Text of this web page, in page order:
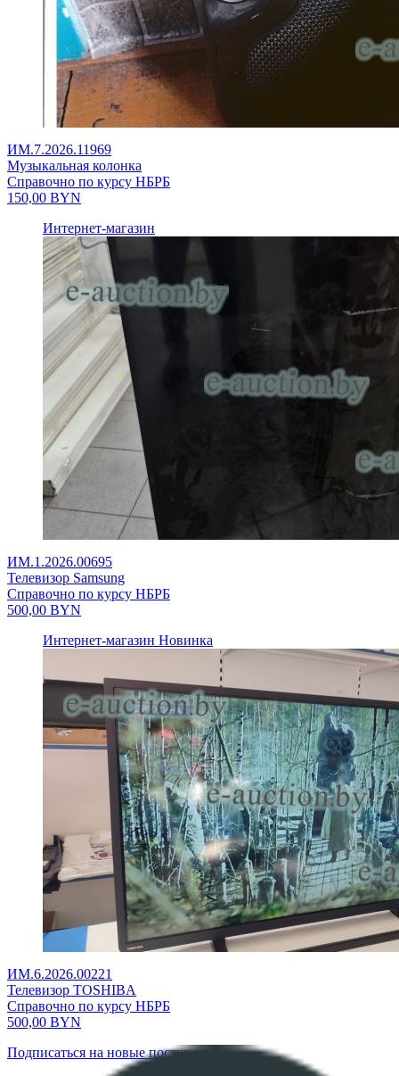
ИМ.7.2026.11969
Музыкальная колонка
Справочно по курсу НБРБ
150,00 BYN
Интернет-магазин
ИМ.1.2026.00695
Телевизор Samsung
Справочно по курсу НБРБ
500,00 BYN
Интернет-магазин Новинка
ИМ.6.2026.00221
Телевизор TOSHIBA
Справочно по курсу НБРБ
500,00 BYN
Подписаться на новые поступления